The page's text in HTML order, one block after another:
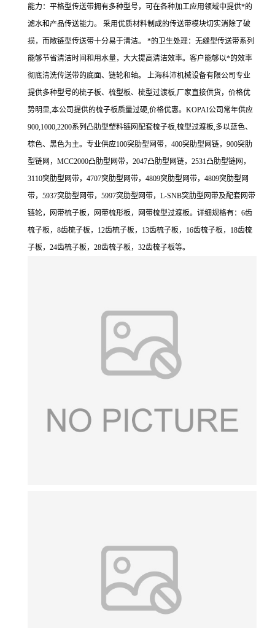
能力：平格型传送带拥有多种型号，可在各种加工应用领域中提供*的
滤水和产品传送能力。 采用优质材料制成的传送带模块切实消除了破
损，而敞链型传送带十分易于清洁。 *的卫生处理：无缝型传送带系列
能够节省清洁时间和用水量，大大提高清洁效率。客户能够以*的效率
彻底清洗传送带的底面、链轮和轴。 上海科沛机械设备有限公司专业
提供多种型号的梳子板、梳型板、梳型过渡板,厂家直接供货，价格优
势明显,本公司提供的梳子板质量过硬,价格优惠。KOPAI公司常年供应
900,1000,2200系列凸肋型塑料链网配套梳子板,梳型过渡板,多以蓝色、
棕色、黑色为主。专业供应100突肋型网带，400突肋型网链，900突肋
型链网，MCC2000凸肋型网带，2047凸肋型网链，2531凸肋型链网，
3110突肋型网带，4707突肋型网带，4809突肋型网带，4809突肋型网
带，5937突肋型网带，5997突肋型网带，L-SNB突肋型网带及配套网带
链轮，网带梳子板，网带梳形板，网带梳型过渡板。详细规格有：6齿
梳子板，8齿梳子板，12齿梳子板，13齿梳子板，16齿梳子板，18齿梳
子板，24齿梳子板，28齿梳子板，32齿梳子板等。